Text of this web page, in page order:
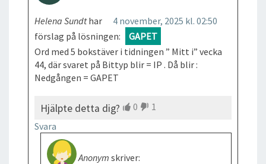
4 november, 2025 kl. 02:50
Helena Sundt har
förslag på lösningen:
GAPET
Ord med 5 bokstäver i tidningen ” Mitt i” vecka
44, där svaret på Bittyp blir = IP . Då blir :
Nedgången = GAPET
Hjälpte detta dig? 0
1
Svara
Anonym skriver: